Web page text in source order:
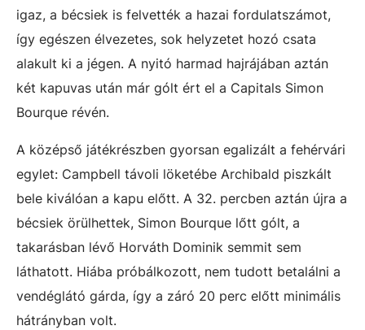
igaz, a bécsiek is felvették a hazai fordulatszámot,
így egészen élvezetes, sok helyzetet hozó csata
alakult ki a jégen. A nyitó harmad hajrájában aztán
két kapuvas után már gólt ért el a Capitals Simon
Bourque révén.
A középső játékrészben gyorsan egalizált a fehérvári
egylet: Campbell távoli löketébe Archibald piszkált
bele kiválóan a kapu előtt. A 32. percben aztán újra a
bécsiek örülhettek, Simon Bourque lőtt gólt, a
takarásban lévő Horváth Dominik semmit sem
láthatott. Hiába próbálkozott, nem tudott betalálni a
vendéglátó gárda, így a záró 20 perc előtt minimális
hátrányban volt.